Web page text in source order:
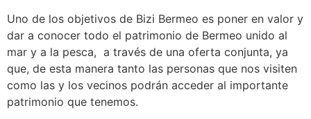
Uno de los objetivos de Bizi Bermeo es poner en valor y
dar a conocer todo el patrimonio de Bermeo unido al
mar y a la pesca, a través de una oferta conjunta, ya
que, de esta manera tanto las personas que nos visiten
como las y los vecinos podrán acceder al importante
patrimonio que tenemos.